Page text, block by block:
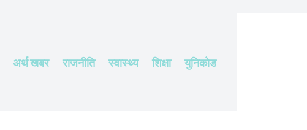
अर्थ खबर राजनीति स्वास्थ्य शिक्षा युनिकोड